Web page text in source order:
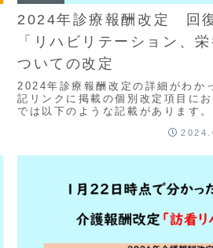
2024年診療報酬改定 回
「リハビリテーション、
ついての改定
2024年診療報酬改定の詳細がわか
記リンクに掲載の個別改定項目に
では以下のような記載があります